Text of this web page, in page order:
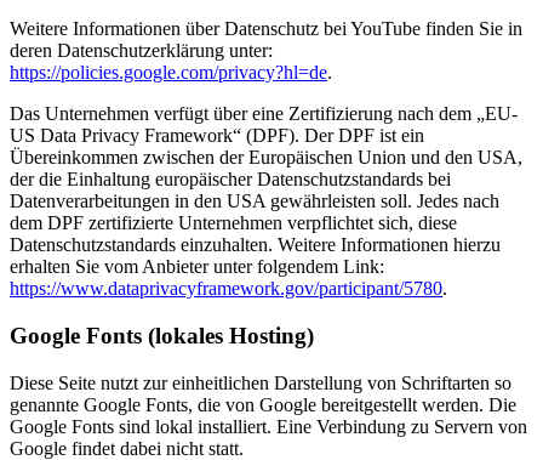
Weitere Informationen über Datenschutz bei YouTube finden Sie in
deren Datenschutzerklärung unter:
https://policies.google.com/privacy?hl=de.
Das Unternehmen verfügt über eine Zertifizierung nach dem „EU-
US Data Privacy Framework“ (DPF). Der DPF ist ein
Übereinkommen zwischen der Europäischen Union und den USA,
der die Einhaltung europäischer Datenschutzstandards bei
Datenverarbeitungen in den USA gewährleisten soll. Jedes nach
dem DPF zertifizierte Unternehmen verpflichtet sich, diese
Datenschutzstandards einzuhalten. Weitere Informationen hierzu
erhalten Sie vom Anbieter unter folgendem Link:
https://www.dataprivacyframework.gov/participant/5780.
Google Fonts (lokales Hosting)
Diese Seite nutzt zur einheitlichen Darstellung von Schriftarten so
genannte Google Fonts, die von Google bereitgestellt werden. Die
Google Fonts sind lokal installiert. Eine Verbindung zu Servern von
Google findet dabei nicht statt.